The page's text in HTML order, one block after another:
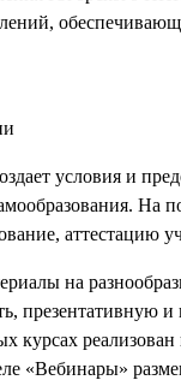
условия и
На
аттестацию
на
презентативную
курсах
«Вебинары»